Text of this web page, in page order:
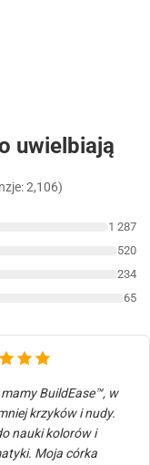
uwielbiają
2,106)
1 287
520
234
65
BuildEase™, w
krzyków i nudy.
nauki kolorów i
Moja córka